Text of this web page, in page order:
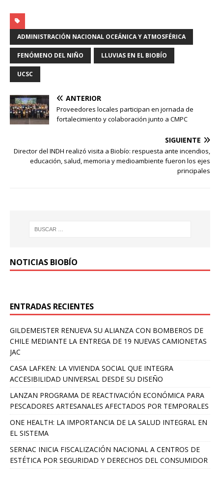
ADMINISTRACIÓN NACIONAL OCEÁNICA Y ATMOSFÉRICA
FENÓMENO DEL NIÑO LLUVIAS EN EL BIOBÍO
UCSC
ANTERIOR
Proveedores locales participan en jornada de
fortalecimiento y colaboración junto a CMPC
SIGUIENTE
Director del INDH realizó visita a Biobío: respuesta ante incendios,
educación, salud, memoria y medioambiente fueron los ejes
principales
NOTICIAS BIOBÍO
ENTRADAS RECIENTES
GILDEMEISTER RENUEVA SU ALIANZA CON BOMBEROS DE
CHILE MEDIANTE LA ENTREGA DE 19 NUEVAS CAMIONETAS
JAC
CASA LAFKEN: LA VIVIENDA SOCIAL QUE INTEGRA
ACCESIBILIDAD UNIVERSAL DESDE SU DISEÑO
LANZAN PROGRAMA DE REACTIVACIÓN ECONÓMICA PARA
PESCADORES ARTESANALES AFECTADOS POR TEMPORALES
ONE HEALTH: LA IMPORTANCIA DE LA SALUD INTEGRAL EN
EL SISTEMA
SERNAC INICIA FISCALIZACIÓN NACIONAL A CENTROS DE
ESTÉTICA POR SEGURIDAD Y DERECHOS DEL CONSUMIDOR